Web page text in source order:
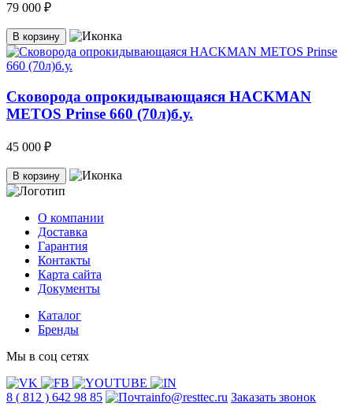
79 000 ₽
В корзину
Сковорода опрокидывающаяся HACKMAN
METOS Prinse 660 (70л)б.у.
45 000 ₽
В корзину
О компании
Доставка
Гарантия
Контакты
Карта сайта
Документы
Каталог
Бренды
Мы в соц сетях
8 ( 812 ) 642 98 85 info@resttec.ru Заказать звонок